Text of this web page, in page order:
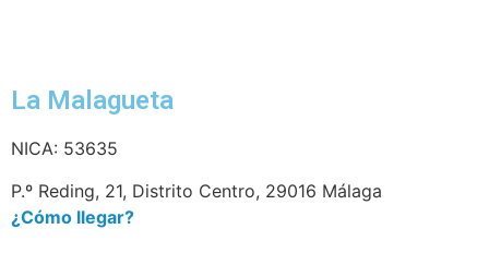
La Malagueta
NICA: 53635
P.º Reding, 21, Distrito Centro, 29016 Málaga
¿Cómo llegar?